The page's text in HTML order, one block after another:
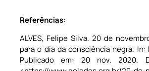
Referências:
ALVES, Felipe Silva. 20 de
para o dia da consciência negra. In:
Publicado em: 20 nov. 2020.